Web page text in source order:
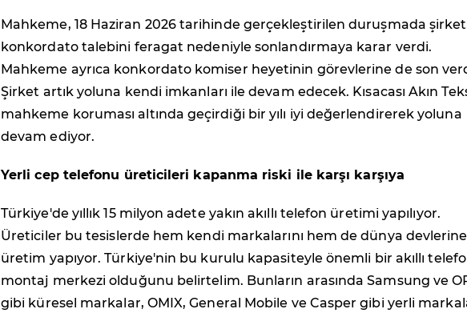
Mahkeme, 18 Haziran 2026 tarihinde gerçekleştirilen duruşmada
konkordato talebini feragat nedeniyle sonlandırmaya karar verdi.
Mahkeme ayrıca konkordato komiser heyetinin görevlerine de son
Şirket artık yoluna kendi imkanları ile devam edecek. Kısacası Akın
mahkeme koruması altında geçirdiği bir yılı iyi değerlendirerek yoluna
devam ediyor.
Yerli cep telefonu üreticileri kapanma riski ile karşı karşıya
Türkiye'de yıllık 15 milyon adete yakın akıllı telefon üretimi yapılıyor.
Üreticiler bu tesislerde hem kendi markalarını hem de dünya devlerine
üretim yapıyor. Türkiye'nin bu kurulu kapasiteyle önemli bir akıllı
montaj merkezi olduğunu belirtelim. Bunların arasında Samsung ve
gibi küresel markalar, OMIX, General Mobile ve Casper gibi yerli